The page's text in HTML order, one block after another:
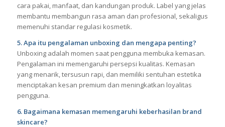
cara pakai, manfaat, dan kandungan produk. Label yang jelas
membantu membangun rasa aman dan profesional, sekaligus
memenuhi standar regulasi kosmetik.
5. Apa itu pengalaman unboxing dan mengapa penting?
Unboxing adalah momen saat pengguna membuka kemasan.
Pengalaman ini memengaruhi persepsi kualitas. Kemasan
yang menarik, tersusun rapi, dan memiliki sentuhan estetika
menciptakan kesan premium dan meningkatkan loyalitas
pengguna.
6. Bagaimana kemasan memengaruhi keberhasilan brand
skincare?